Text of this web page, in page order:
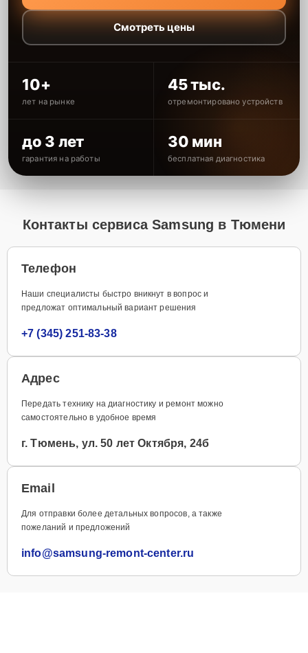
Смотреть цены
10+
лет на рынке
45 тыс.
отремонтировано устройств
до 3 лет
гарантия на работы
30 мин
бесплатная диагностика
Контакты сервиса Samsung в Тюмени
Телефон
Наши специалисты быстро вникнут в вопрос и
предложат оптимальный вариант решения
+7 (345) 251-83-38
Адрес
Передать технику на диагностику и ремонт можно
самостоятельно в удобное время
г. Тюмень, ул. 50 лет Октября, 24б
Email
Для отправки более детальных вопросов, а также
пожеланий и предложений
info@samsung-remont-center.ru